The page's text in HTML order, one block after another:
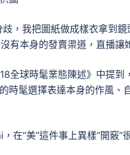
歧，我把圖紙做成樣衣拿到
有本身的發賣渠道，直播讓
全球時髦業態陳述》中提
時髦選擇表達本身的作風、
在“美”這件事上異樣“開竅”